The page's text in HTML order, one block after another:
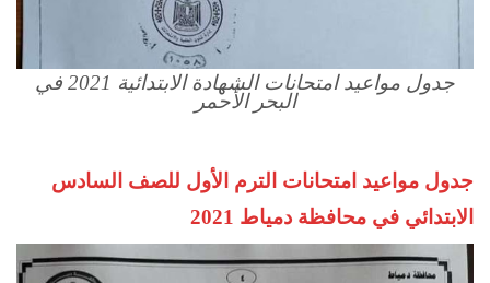
جدول مواعيد امتحانات الشهادة الابتدائية 2021 في
البحر الأحمر
جدول مواعيد امتحانات الترم الأول للصف السادس
الابتدائي في محافظة دمياط 2021